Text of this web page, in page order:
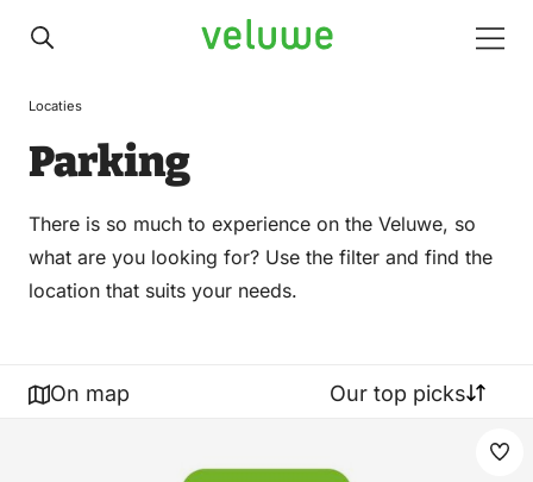
Veluwe
Locaties
Parking
There is so much to experience on the Veluwe, so
what are you looking for? Use the filter and find the
location that suits your needs.
On map Our top picks